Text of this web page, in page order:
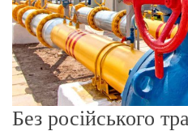
​​Без російського